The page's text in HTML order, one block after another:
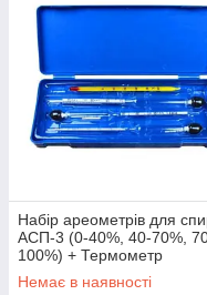
Набір ареометрів для
АСП-3 (0-40%, 40-70%,
100%) + Термометр
спиртовий (0-50°С).
Немає в наявності